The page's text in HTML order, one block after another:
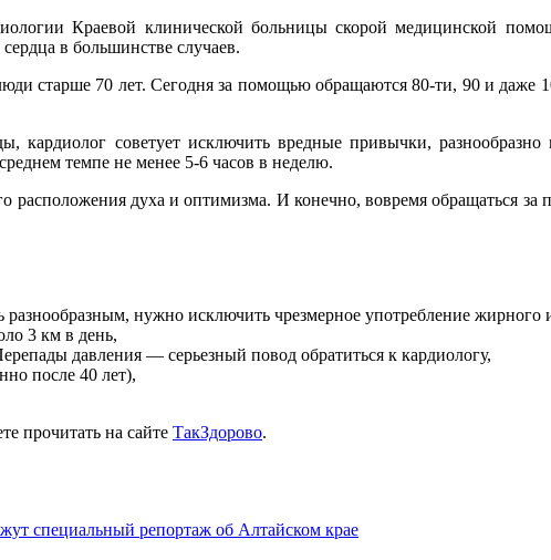
Краевой клинической больницы скорой медицинской
в большинстве случаев.
старше 70 лет. Сегодня за помощью обращаются 80-ти, 90 и даже
кардиолог советует исключить вредные привычки,
темпе не менее 5-6 часов в неделю.
духа и оптимизма. И конечно, вовремя обращаться
нужно исключить чрезмерное употребление жирного
3 км в день,
давления — серьезный повод обратиться к кардиологу,
после 40 лет),
прочитать на сайте ТакЗдорово.
специальный репортаж об Алтайском крае